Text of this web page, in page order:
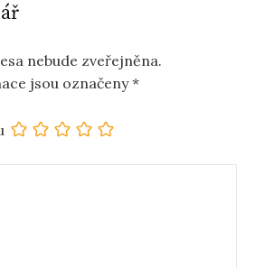
nebude zveřejněna.
jsou označeny*